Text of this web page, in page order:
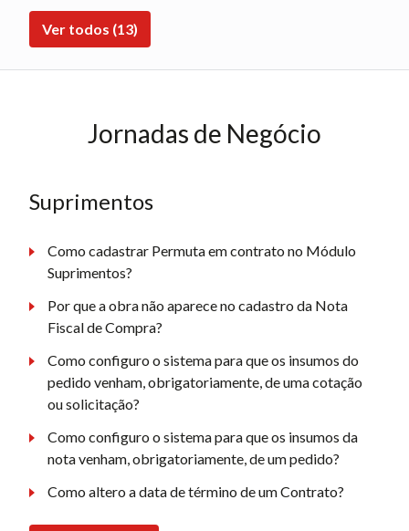
Ver todos (13)
Jornadas de Negócio
Suprimentos
Como cadastrar Permuta em contrato no Módulo
Suprimentos?
Por que a obra não aparece no cadastro da Nota
Fiscal de Compra?
Como configuro o sistema para que os insumos do
pedido venham, obrigatoriamente, de uma cotação
ou solicitação?
Como configuro o sistema para que os insumos da
nota venham, obrigatoriamente, de um pedido?
Como altero a data de término de um Contrato?